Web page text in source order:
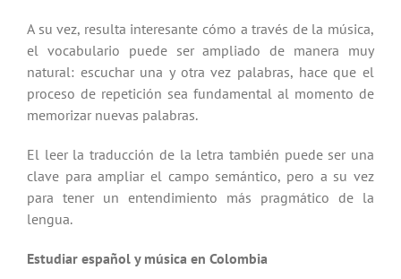
A su vez, resulta interesante cómo a través de la música,
el vocabulario puede ser ampliado de manera muy
natural: escuchar una y otra vez palabras, hace que el
proceso de repetición sea fundamental al momento de
memorizar nuevas palabras.
El leer la traducción de la letra también puede ser una
clave para ampliar el campo semántico, pero a su vez
para tener un entendimiento más pragmático de la
lengua.
Estudiar español y música en Colombia